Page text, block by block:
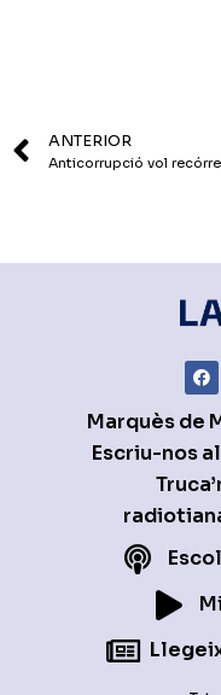
ANTERIOR
Marquès de
Escriu-nos